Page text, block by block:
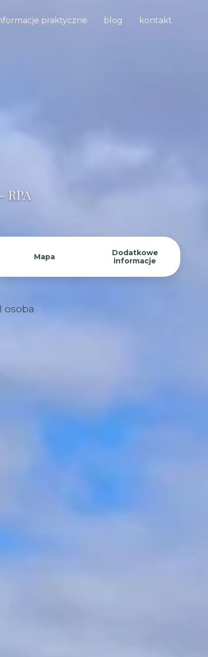
praktyczne blog kontakt
RPA
Mapa
Dodatkowe
informacje
osoba
wprowadzające w klimat belle époque,
podróży, przypominający 5* hotel.